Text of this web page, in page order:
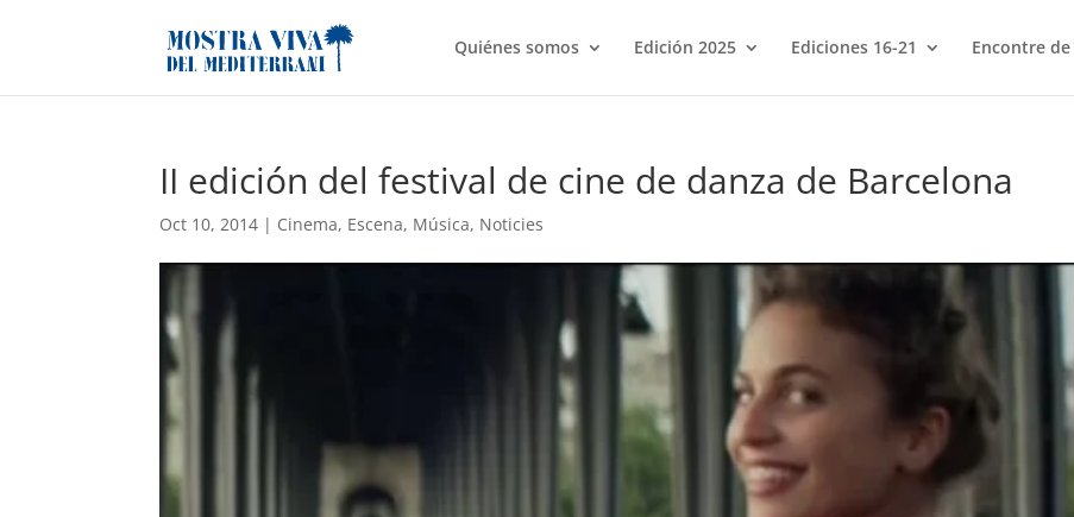
Quiénes somos Edición 2025 Ediciones 16-21 Encontre de
II edición del festival de cine de danza de Barcelona
Oct 10, 2014 | Cinema, Escena, Música, Noticies